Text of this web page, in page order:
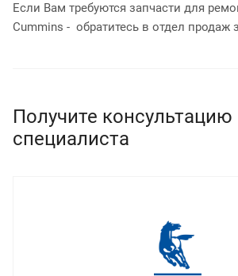
Если Вам требуются запчасти для
Cummins - обратитесь в отдел продаж
Получите консультацию
специалиста